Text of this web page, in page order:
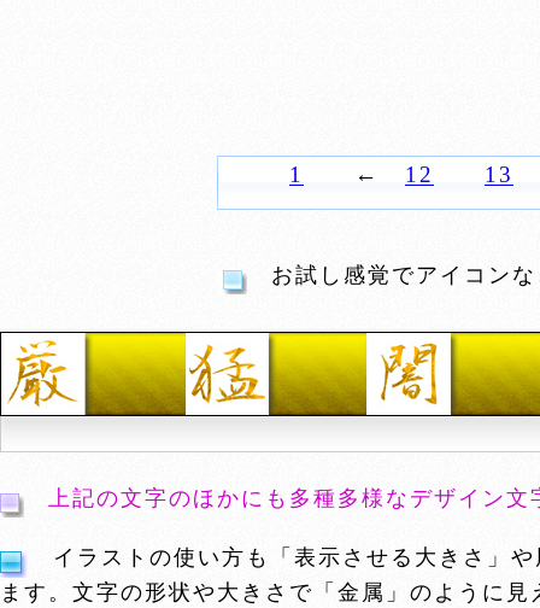
1 ← 12 13
お試し感覚でアイコンな
上記の文字のほかにも多種多様なデザイン文
イラストの使い方も「表示させる大きさ」
ます。文字の形状や大きさで「金属」のように